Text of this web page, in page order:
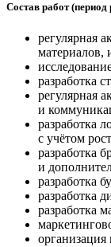
Состав работ (период
регулярная
материалов,
разработка
регулярная
и
разработка
с учётом
разработка
и
разработка
разработка
разработка
организация